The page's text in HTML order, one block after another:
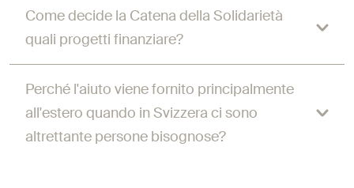
Come decide la Catena della Solidarietà
quali progetti finanziare?
Perché l'aiuto viene fornito principalmente
all'estero quando in Svizzera ci sono
altrettante persone bisognose?